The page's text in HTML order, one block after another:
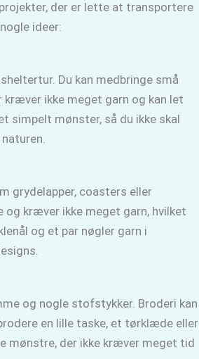
der er lette at transportere
ideer:
Du kan medbringe små
ikke meget garn og kan let
simpelt mønster, så du ikke skal
grydelapper, coasters eller
kræver ikke meget garn, hvilket
og et par nøgler garn i
og nogle stofstykker. Broderi kan
en lille taske, et tørklæde eller
mønstre, der ikke kræver meget tid